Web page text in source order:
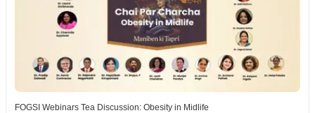
FOGSI Webinars Tea Discussion: Obesity in Midlife